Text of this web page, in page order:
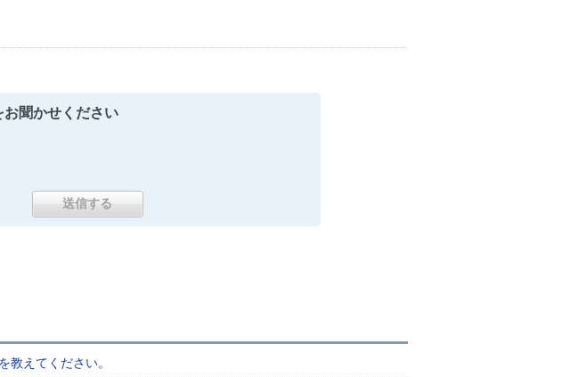
聞かせください
教えてください。